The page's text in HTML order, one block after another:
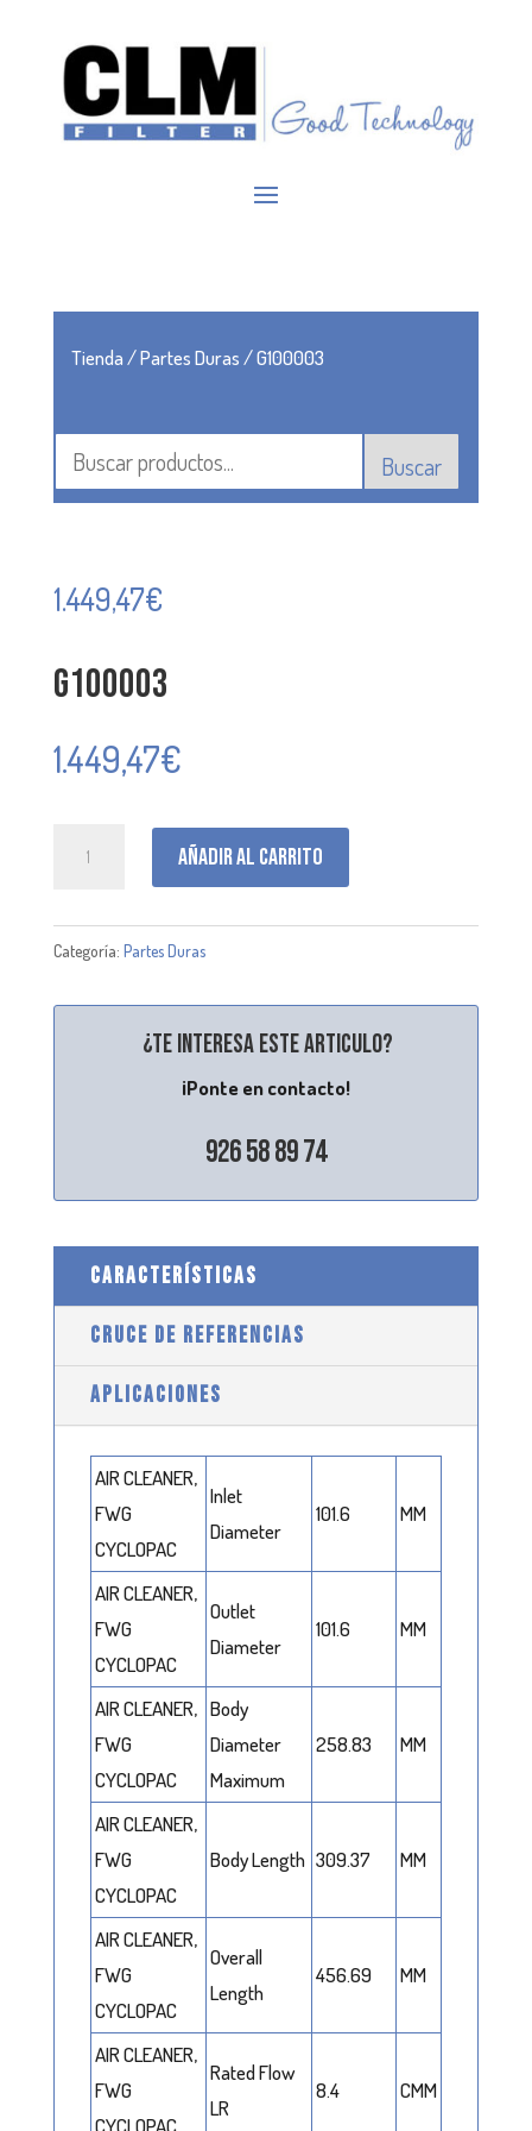
Tienda/Partes Duras/ G100003
Buscar
1.449,47€
G100003
1.449,47€
Añadir al carrito
Categoría: Partes Duras
¿Te interesa este articulo?
¡Ponte en contacto!
926 58 89 74
CARACTERÍSTICAS
CRUCE DE REFERENCIAS
APLICACIONES
AIR CLEANER,
FWG
CYCLOPAC
Inlet
Diameter
101.6 MM
AIR CLEANER,
FWG
CYCLOPAC
Outlet
Diameter
101.6 MM
AIR CLEANER,
FWG
CYCLOPAC
Body
Diameter
Maximum
258.83 MM
AIR CLEANER,
FWG
CYCLOPAC
Body Length 309.37 MM
AIR CLEANER,
FWG
CYCLOPAC
Overall
Length
456.69 MM
AIR CLEANER,
FWG
Rated Flow
LR
8.4 CMM